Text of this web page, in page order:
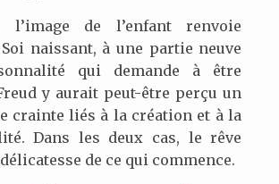
l’image de l’enfant renvoie
naissant, à une partie neuve
qui demande à être
y aurait peut-être perçu un
crainte liés à la création et à la
Dans les deux cas, le rêve
de ce qui commence.